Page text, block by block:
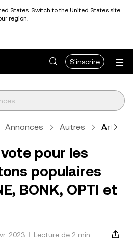
States. Switch to the United States site
region.
S'inscrire
Annonces Autres Article
pour les
populaires
BONK, OPTI et
2023 Lecture de 2 min